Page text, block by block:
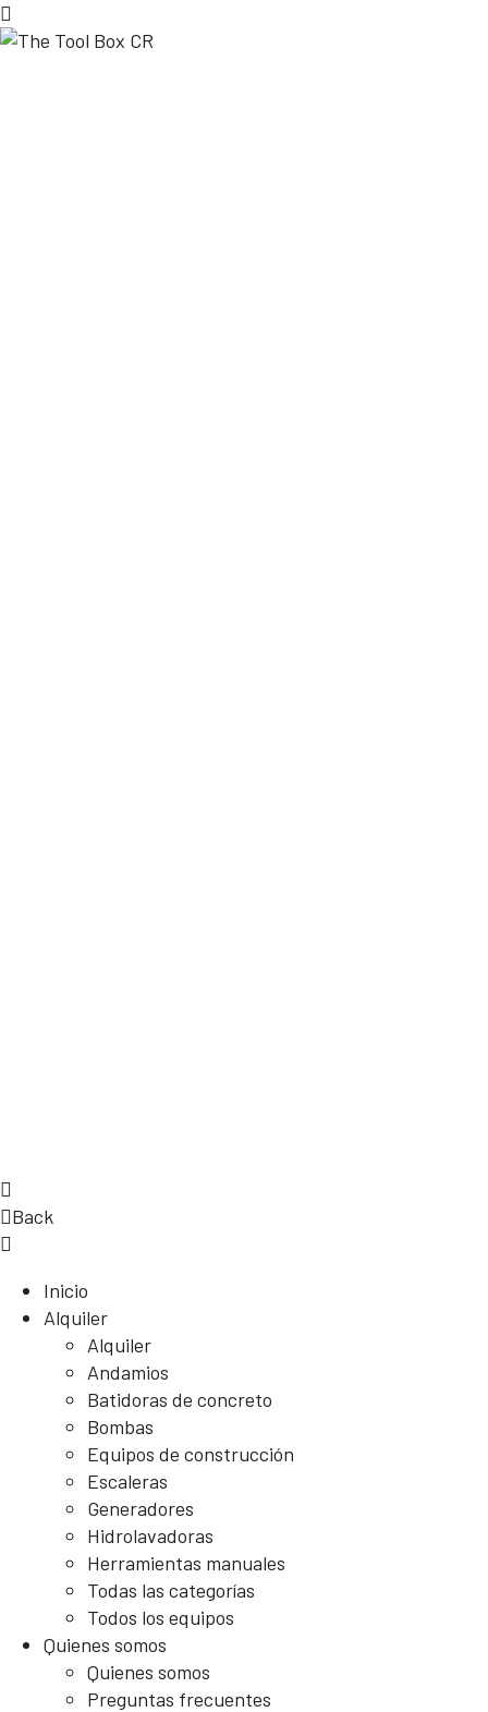
Back
Inicio
Alquiler
Alquiler
Andamios
Batidoras de concreto
Bombas
Equipos de construcción
Escaleras
Generadores
Hidrolavadoras
Herramientas manuales
Todas las categorías
Todos los equipos
Quienes somos
Quienes somos
Preguntas frecuentes